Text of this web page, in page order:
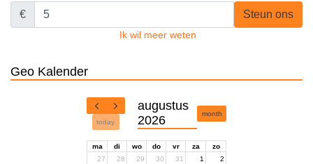
€ Steun ons
Ik wil meer weten
Geo Kalender
today
augustus
2026
month
ma di wo do vr za
zo
27
28 29 30 31 1 2